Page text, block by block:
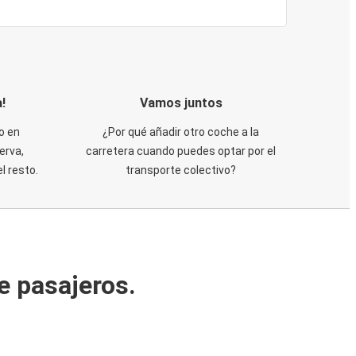
en
resto.
Vamos juntos
¿Por qué añadir otro coche a la
carretera cuando puedes optar por el
transporte colectivo?
pasajeros.